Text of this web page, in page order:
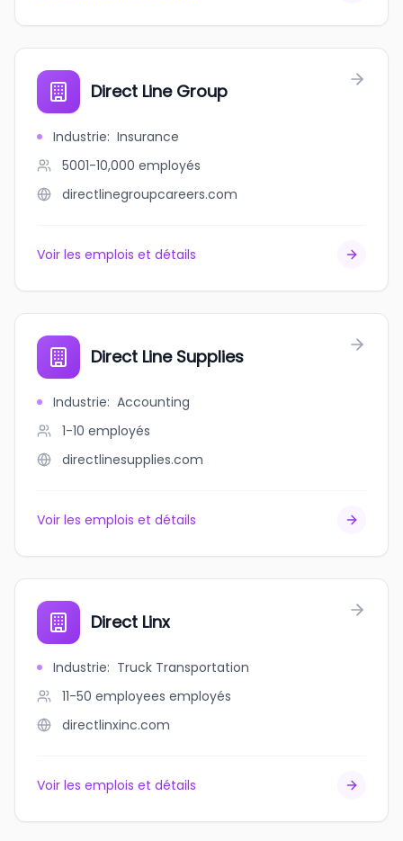
Direct Line Group
Industrie: Insurance
5001-10,000 employés
directlinegroupcareers.com
Voir les emplois et détails
Direct Line Supplies
Industrie: Accounting
1-10 employés
directlinesupplies.com
Voir les emplois et détails
Direct Linx
Industrie: Truck Transportation
11-50 employees employés
directlinxinc.com
Voir les emplois et détails